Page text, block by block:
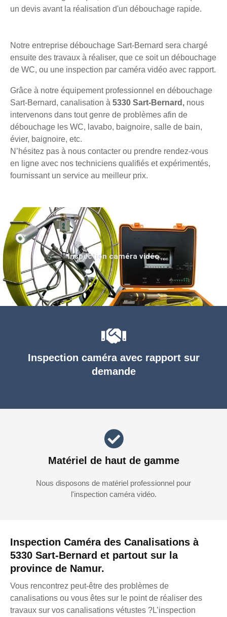
un devis avant la réalisation d'un débouchage rapide.
Notre entreprise débouchage Sart-Bernard sera chargé
ensuite des travaux à réaliser, que ce soit un débouchage
de WC, ou une inspection par caméra vidéo avec rapport.
Grâce à notre équipement professionnel en débouchage
Sart-Bernard, canalisation à 5330 Sart-Bernard, nous
intervenons dans tout genre de problèmes afin de
débouchage les WC, lavabo, baignoire, salle de bain,
évier, baignoire, etc.
N’hésitez pas à nous contacter ou prendre rendez-vous
en ligne avec nos techniciens qualifiés et expérimentés,
fournissant un service au meilleur prix.
Inspection Caméra des Canalisations à
5330 Sart-Bernard et partout sur la
province de Namur.
Vous rencontrez peut-être des problèmes de
canalisations ou vous êtes sur le point de réaliser des
travaux sur vos canalisations vétustes ?L’inspection
Inspection caméra avec rapport sur
demande
Matériel de haut de gamme
Nous disposons de matériel professionnel pour
l'inspection caméra vidéo.
Inspection caméra vidéo